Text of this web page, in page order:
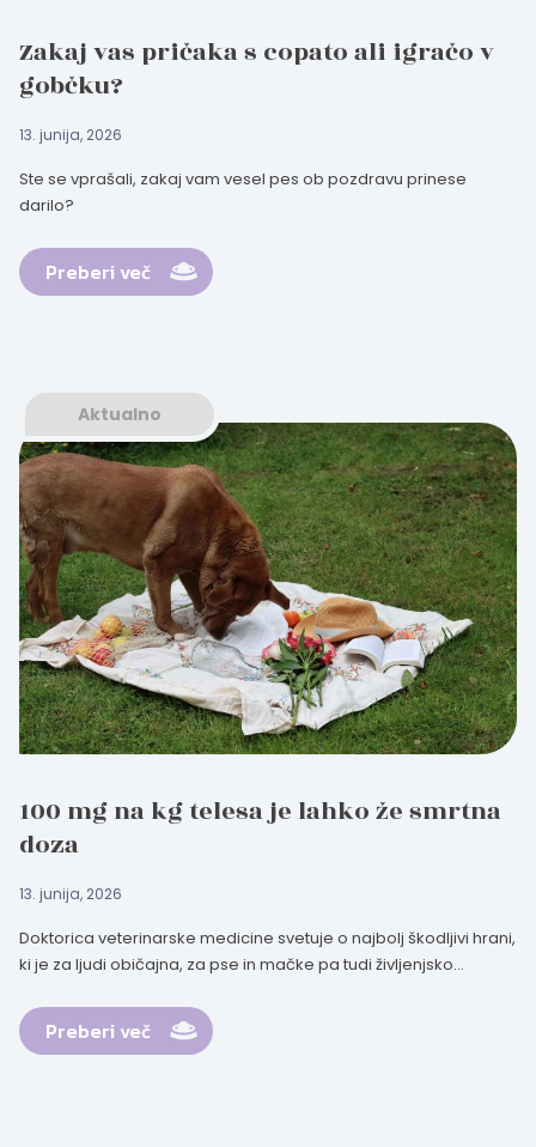
Zakaj vas pričaka s copato ali igračo v
gobčku?
13. junija, 2026
Ste se vprašali, zakaj vam vesel pes ob pozdravu prinese
darilo?
Preberi več
Aktualno
100 mg na kg telesa je lahko že smrtna
doza
13. junija, 2026
Doktorica veterinarske medicine svetuje o najbolj škodljivi hrani,
ki je za ljudi običajna, za pse in mačke pa tudi življenjsko...
Preberi več